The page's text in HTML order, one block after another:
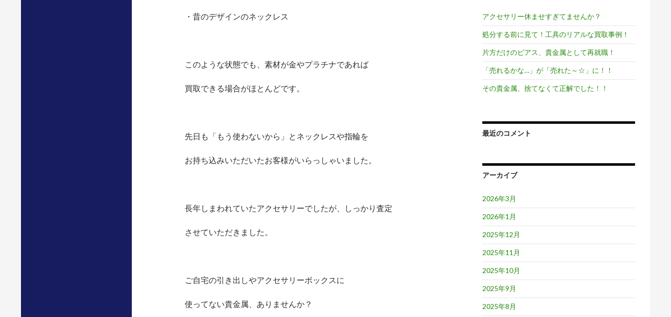
・昔のデザインのネックレス
このような状態でも、素材が金やプラチナであれば
買取できる場合がほとんどです。
先日も「もう使わないから」とネックレスや指輪を
お持ち込みいただいたお客様がいらっしゃいました。
長年しまわれていたアクセサリーでしたが、しっかり査定
させていただきました。
ご自宅の引き出しやアクセサリーボックスに
使ってない貴金属、ありませんか？
アクセサリー休ませすぎてませんか？
処分する前に見て！工具のリアルな買取事例！
片方だけのピアス、貴金属として再就職！
「売れるかな…」が「売れた～☆」に！！
その貴金属、捨てなくて正解でした！！
最近のコメント
アーカイブ
2026年3月
2026年1月
2025年12月
2025年11月
2025年10月
2025年9月
2025年8月